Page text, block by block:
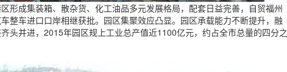
形成集装箱、散杂货、化工油品多元发展格局，配套日益完善，自贸福州
整车进口口岸相继获批。园区集聚效应凸显。园区承载能力不断提升，融
头并进，2015年园区规上工业总产值近1100亿元，约占全市总量的四分之